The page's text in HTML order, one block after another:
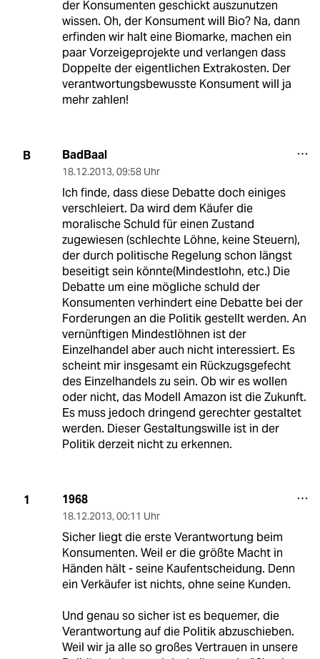
der Konsumenten geschickt auszunutzen
wissen. Oh, der Konsument will Bio? Na, dann
erfinden wir halt eine Biomarke, machen ein
paar Vorzeigeprojekte und verlangen dass
Doppelte der eigentlichen Extrakosten. Der
verantwortungsbewusste Konsument will ja
mehr zahlen!
B BadBaal
18.12.2013, 09:58 Uhr
Ich finde, dass diese Debatte doch einiges
verschleiert. Da wird dem Käufer die
moralische Schuld für einen Zustand
zugewiesen (schlechte Löhne, keine Steuern),
der durch politische Regelung schon längst
beseitigt sein könnte(Mindestlohn, etc.) Die
Debatte um eine mögliche schuld der
Konsumenten verhindert eine Debatte bei der
Forderungen an die Politik gestellt werden. An
vernünftigen Mindestlöhnen ist der
Einzelhandel aber auch nicht interessiert. Es
scheint mir insgesamt ein Rückzugsgefecht
des Einzelhandels zu sein. Ob wir es wollen
oder nicht, das Modell Amazon ist die Zukunft.
Es muss jedoch dringend gerechter gestaltet
werden. Dieser Gestaltungswille ist in der
Politik derzeit nicht zu erkennen.
1 1968
18.12.2013, 00:11 Uhr
Sicher liegt die erste Verantwortung beim
Konsumenten. Weil er die größte Macht in
Händen hält - seine Kaufentscheidung. Denn
ein Verkäufer ist nichts, ohne seine Kunden.
Und genau so sicher ist es bequemer, die
Verantwortung auf die Politik abzuschieben.
Weil wir ja alle so großes Vertrauen in unsere